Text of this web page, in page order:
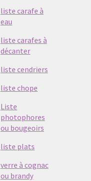
liste carafe à
eau
liste carafes à
décanter
liste cendriers
liste chope
Liste
photophores
ou bougeoirs
liste plats
verre à cognac
ou brandy